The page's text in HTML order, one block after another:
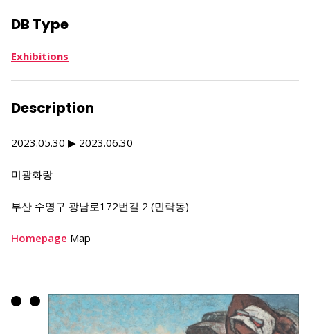
DB Type
Exhibitions
Description
2023.05.30 ▶ 2023.06.30
미광화랑
부산 수영구 광남로172번길 2 (민락동)
Homepage Map